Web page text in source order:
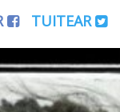
TUITEAR